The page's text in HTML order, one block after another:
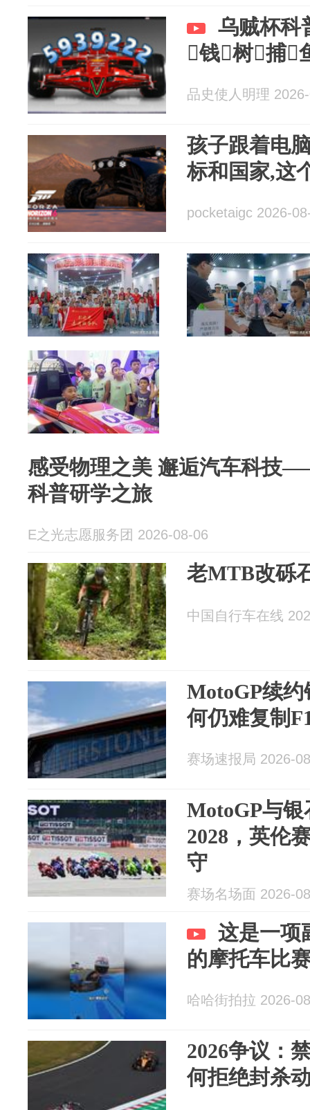
乌贼杯科
钱树捕
品史使人明理
孩子跟着电
标和国家,这
pocketaigc 2026-
感受物理之美 邂逅汽车科技
科普研学之旅
E之光志愿服务团 2026-08-06
老MTB改砾
中国自行车在线
MotoGP续约
何仍难复制
赛场速报局 2026-
MotoGP与
2028，英伦
守
赛场名场面 2026-
这是一项
的摩托车比
哈哈街拍拉 2026-
2026争议：
何拒绝封杀